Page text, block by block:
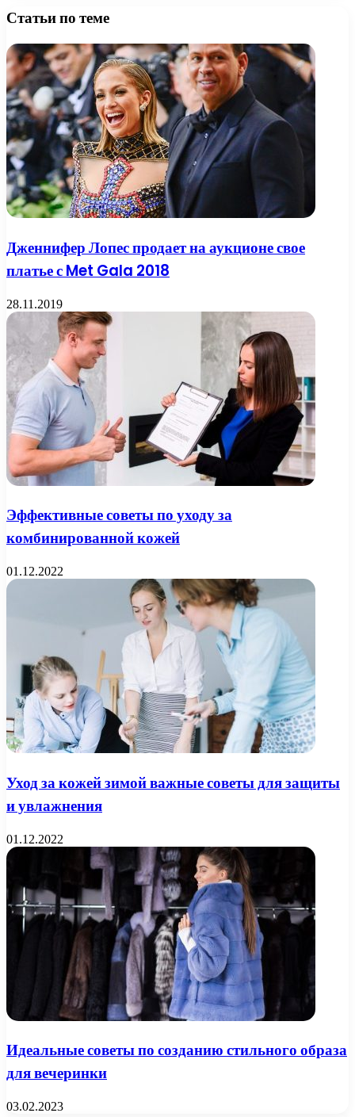
Статьи по теме
Дженнифер Лопес продает на аукционе свое
платье с Met Gala 2018
28.11.2019
Эффективные советы по уходу за
комбинированной кожей
01.12.2022
Уход за кожей зимой важные советы для защиты
и увлажнения
01.12.2022
Идеальные советы по созданию стильного образа
для вечеринки
03.02.2023